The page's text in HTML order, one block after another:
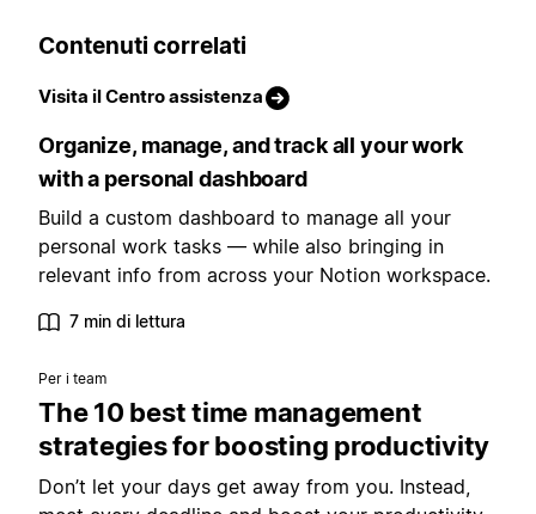
Contenuti correlati
Visita il Centro assistenza
Organize, manage, and track all your work
with a personal dashboard
Build a custom dashboard to manage all your
personal work tasks — while also bringing in
relevant info from across your Notion workspace.
7 min di lettura
Per i team
The 10 best time management
strategies for boosting productivity
Don’t let your days get away from you. Instead,